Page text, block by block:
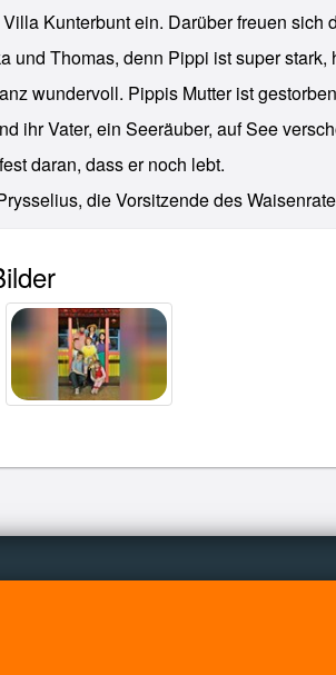
Kunterbunt ein. Darüber freuen sich
und Thomas, denn Pippi ist super stark,
wundervoll. Pippis Mutter ist
ihr Vater, ein Seeräuber, auf See
daran, dass er noch lebt.
die Vorsitzende des